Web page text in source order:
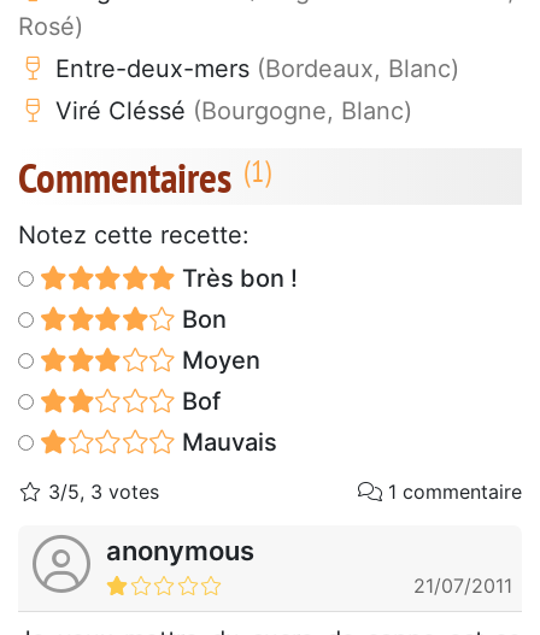
Rosé)
Entre-deux-mers (Bordeaux, Blanc)
Viré Cléssé (Bourgogne, Blanc)
Commentaires
Notez cette recette:
Très bon !
Bon
Moyen
Bof
Mauvais
3/5, 3 votes 1 commentaire
anonymous
21/07/2011